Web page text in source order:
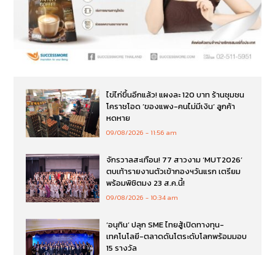
ไข่ไก่ขึ้นอีกแล้ว! แผงละ 120 บาท ร้านชุมชน
โคราชโอด ‘ของแพง-คนไม่มีเงิน’ ลูกค้า
หดหาย
09/08/2026 11:56 am
จักรวาลสะเทือน! 77 สาวงาม ‘MUT2026’
ตบเท้ารายงานตัวเข้ากองฯวันแรก เตรียม
พร้อมพิชิตมง 23 ส.ค.นี้!
09/08/2026 10:34 am
‘อนุทิน’ ปลุก SME ไทยสู้เปิดทางทุน-
เทคโนโลยี-ตลาดดันโตระดับโลกพร้อมมอบ
15 รางวัล